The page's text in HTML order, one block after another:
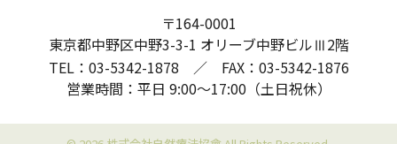
〒164-0001
東京都中野区中野3-3-1 オリーブ中野ビル Ⅲ 2階
TEL：03-5342-1878 ／ FAX：03-5342-1876
営業時間：平日 9:00〜17:00（土日祝休）